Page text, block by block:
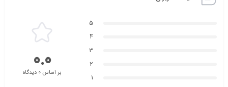
5
4
3
2
1
0.0بر اساس 0 دیدگاه